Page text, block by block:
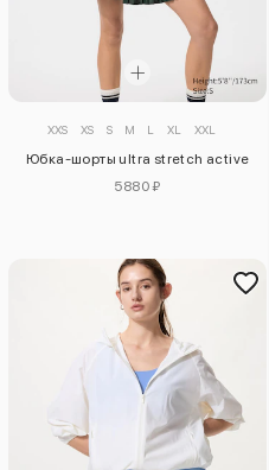
XXS XS S M L XL XXL
Юбка-шорты ultra stretch active
5880 ₽